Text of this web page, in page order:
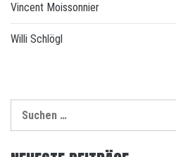
Vincent Moissonnier
Willi Schlögl
nach: